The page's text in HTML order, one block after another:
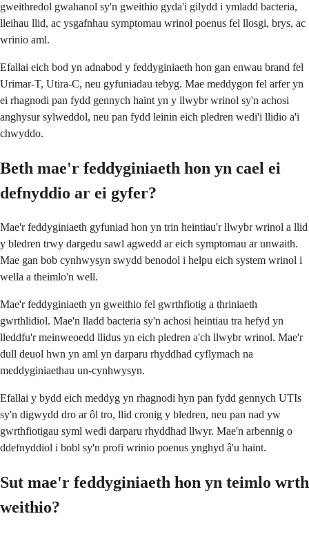
gweithredol gwahanol sy'n gweithio gyda'i gilydd i ymladd bacteria,
lleihau llid, ac ysgafnhau symptomau wrinol poenus fel llosgi, brys, ac
wrinio aml.
Efallai eich bod yn adnabod y feddyginiaeth hon gan enwau brand fel
Urimar-T, Utira-C, neu gyfuniadau tebyg. Mae meddygon fel arfer yn
ei rhagnodi pan fydd gennych haint yn y llwybr wrinol sy'n achosi
anghysur sylweddol, neu pan fydd leinin eich pledren wedi'i llidio a'i
chwyddo.
Beth mae'r feddyginiaeth hon yn cael ei
defnyddio ar ei gyfer?
Mae'r feddyginiaeth gyfuniad hon yn trin heintiau'r llwybr wrinol a llid
y bledren trwy dargedu sawl agwedd ar eich symptomau ar unwaith.
Mae gan bob cynhwysyn swydd benodol i helpu eich system wrinol i
wella a theimlo'n well.
Mae'r feddyginiaeth yn gweithio fel gwrthfiotig a thriniaeth
gwrthlidiol. Mae'n lladd bacteria sy'n achosi heintiau tra hefyd yn
lleddfu'r meinweoedd llidus yn eich pledren a'ch llwybr wrinol. Mae'r
dull deuol hwn yn aml yn darparu rhyddhad cyflymach na
meddyginiaethau un-cynhwysyn.
Efallai y bydd eich meddyg yn rhagnodi hyn pan fydd gennych UTIs
sy'n digwydd dro ar ôl tro, llid cronig y bledren, neu pan nad yw
gwrthfiotigau syml wedi darparu rhyddhad llwyr. Mae'n arbennig o
ddefnyddiol i bobl sy'n profi wrinio poenus ynghyd â'u haint.
Sut mae'r feddyginiaeth hon yn teimlo wrth
weithio?